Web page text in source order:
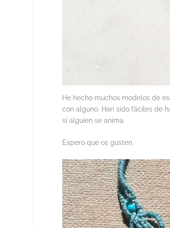
He hecho muchos modelos de
con alguno. Han sido fáciles de
si alguien se anima.
Espero que os gusten.